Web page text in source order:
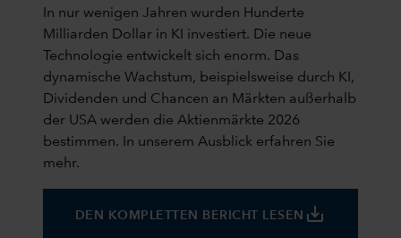
In nur wenigen Jahren wurden Hunderte
Milliarden Dollar in KI investiert. Die neue
Technologie entwickelt sich enorm. Das
dynamische Wachstum, beispielsweise durch KI,
Dividenden und Chancen an Märkten außerhalb
der USA werden die Aktienmärkte 2026
bestimmen. In unserem Ausblick erfahren Sie
mehr.
DEN KOMPLETTEN BERICHT LESEN save_alt